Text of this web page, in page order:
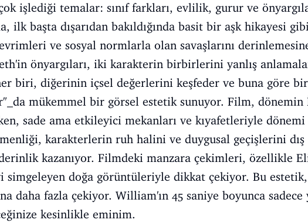
işlediği temalar: sınıf farkları, evlilik, gurur ve
ilk başta dışarıdan bakıldığında basit bir aşk hikayesi
ve sosyal normlarla olan savaşlarını
önyargıları, iki karakterin birbirlerini yanlış
biri, diğerinin içsel değerlerini keşfeder ve buna göre
mükemmel bir görsel estetik sunuyor. Film, dönemin
sade ama etkileyici mekanları ve kıyafetleriyle
karakterlerin ruh halini ve duygusal geçişlerini dış
derinlik kazanıyor. Filmdeki manzara çekimleri, özellikle
simgeleyen doğa görüntüleriyle dikkat çekiyor. Bu
daha fazla çekiyor. William'ın 45 saniye boyunca
kesinlikle eminim.